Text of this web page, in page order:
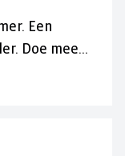
Een
Doe mee